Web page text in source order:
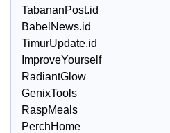
TabananPost.id
BabelNews.id
TimurUpdate.id
ImproveYourself
RadiantGlow
GenixTools
RaspMeals
PerchHome